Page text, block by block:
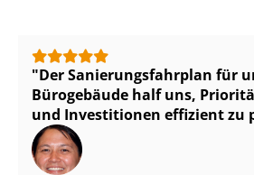
Der Sa­nie­rungs­fahr­plan für
Bürogebäude half uns,
und Investitionen effizient zu